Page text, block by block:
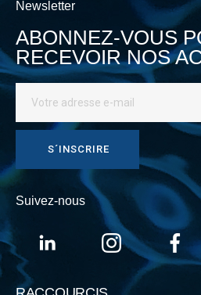
Newsletter
ABONNEZ-VOUS
RECEVOIR NOS
S´INSCRIRE
Suivez-nous